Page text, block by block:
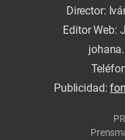
Director:
Editor Web:
Publicidad: